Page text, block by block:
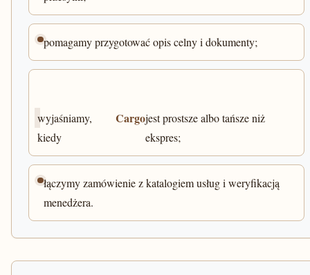
pomagamy przygotować opis celny i dokumenty;
wyjaśniamy,
kiedy
Cargojest prostsze albo tańsze niż
ekspres;
łączymy zamówienie z katalogiem usług i weryfikacją
menedżera.